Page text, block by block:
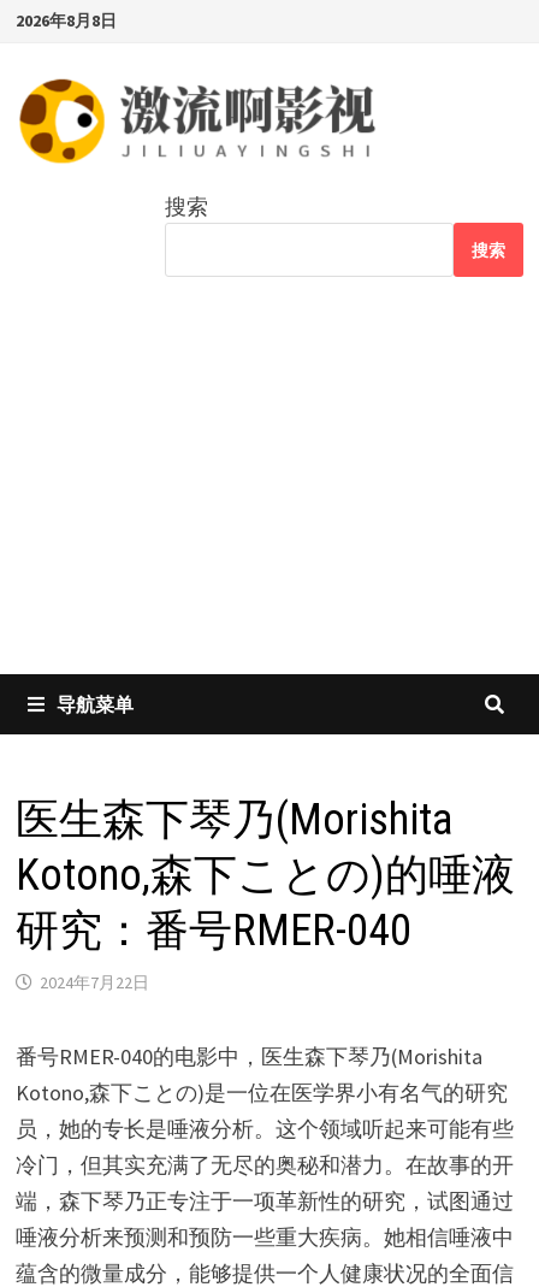
Skip
content
2026年8月8日
搜索
搜索
导航菜单
医生森下琴乃(Morishita
Kotono,森下ことの)的唾液
研究：番号RMER-040
2024年7月22日
番号RMER-040的电影中，医生森下琴乃(Morishita
Kotono,森下ことの)是一位在医学界小有名气的研究
员，她的专长是唾液分析。这个领域听起来可能有些
冷门，但其实充满了无尽的奥秘和潜力。在故事的开
端，森下琴乃正专注于一项革新性的研究，试图通过
唾液分析来预测和预防一些重大疾病。她相信唾液中
蕴含的微量成分，能够提供一个人健康状况的全面信